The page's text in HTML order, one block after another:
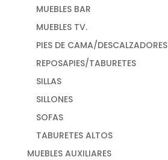
MUEBLES BAR
MUEBLES TV.
PIES DE CAMA/DESCALZADORES
REPOSAPIES/TABURETES
SILLAS
SILLONES
SOFAS
TABURETES ALTOS
MUEBLES AUXILIARES